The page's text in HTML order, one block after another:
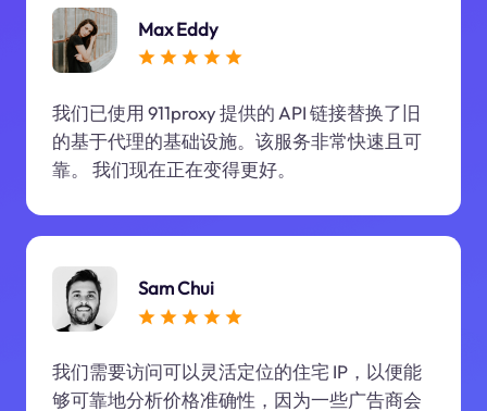
Max Eddy
我们已使用 911proxy 提供的 API 链接替换了旧
的基于代理的基础设施。该服务非常快速且可
靠。 我们现在正在变得更好。
Sam Chui
我们需要访问可以灵活定位的住宅 IP，以便能
够可靠地分析价格准确性，因为一些广告商会